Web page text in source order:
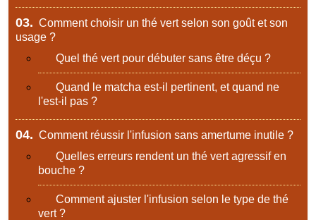
03. Comment choisir un thé vert selon son goût et son
usage ?
Quel thé vert pour débuter sans être déçu ?
Quand le matcha est-il pertinent, et quand ne
l'est-il pas ?
04. Comment réussir l'infusion sans amertume inutile ?
Quelles erreurs rendent un thé vert agressif en
bouche ?
Comment ajuster l'infusion selon le type de thé
vert ?